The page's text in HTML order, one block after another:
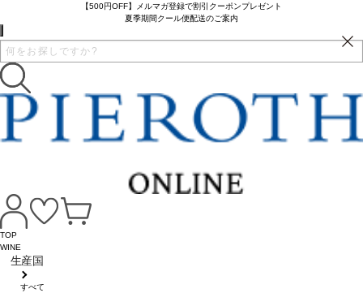
【500円OFF】メルマガ登録で割引クーポンプレゼント
夏季期間クール便配送のご案内
TOP
WINE
生産国
すべて